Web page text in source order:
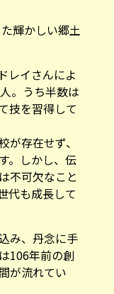
輝かしい郷土
レイさんによ
。うち半数は
技を習得して
が存在せず、
。しかし、伝
不可欠なこと
代も成長して
み、丹念に手
106年前の創
が流れてい